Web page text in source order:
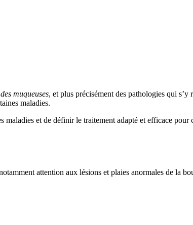
muqueuses, et plus précisément des pathologies qui
maladies.
maladies et de définir le traitement adapté et efficace
attention aux lésions et plaies anormales de la